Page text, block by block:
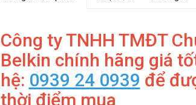
Công ty TNHH TMĐT
Belkin chính hãng giá
hệ: 0939 24 0939 để
thời điểm mua